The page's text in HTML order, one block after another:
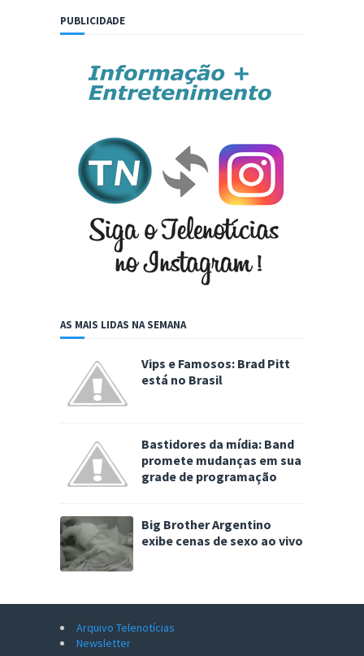
PUBLICIDADE
AS MAIS LIDAS NA SEMANA
Vips e Famosos: Brad Pitt
está no Brasil
Bastidores da mídia: Band
promete mudanças em sua
grade de programação
Big Brother Argentino
exibe cenas de sexo ao vivo
Arquivo Telenotícias
Newsletter